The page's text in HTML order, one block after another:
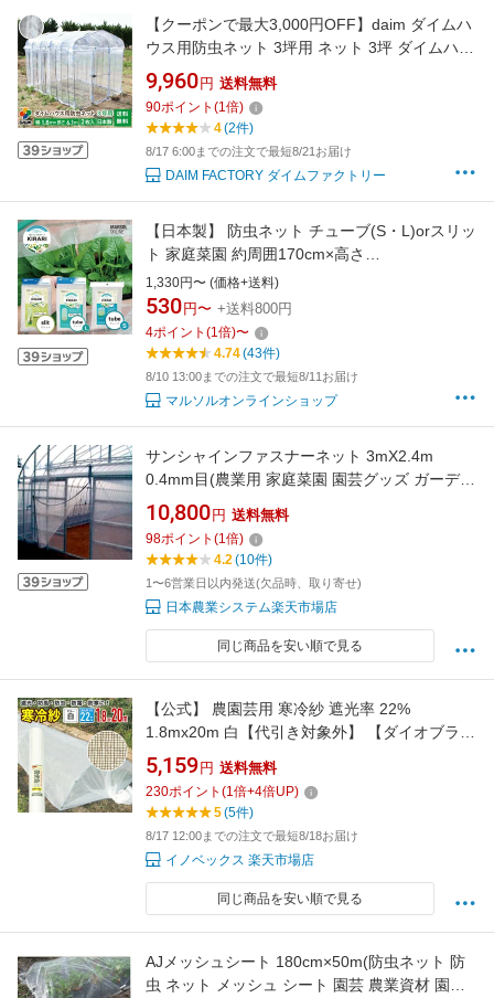
【クーポンで最大3,000円OFF】daim ダイムハ
ウス用防虫ネット 3坪用 ネット 3坪 ダイムハウ
ス ビニールハウス 小型ハウス張替え 防虫 虫除
け 風通し 通気性 風 虫 虫よけ 抑制 野菜 付け替
え 張り替え 張りかえ 涼しい 送料無料
9,960 円 送料無料
90ポイント (1倍)
4(2件)
8/17 6:00までの注文で最短8/21お届け
DAIM FACTORY ダイムファクトリー
【日本製】 防虫ネット チューブ(S・L)orスリッ
ト 家庭菜園 約周囲170cm×高さ
80/120/170cm(網目約1mm目) 白メッシュ 銀糸
入り 透光率90％ 虫よけネット プランター みか
ん ししとう ピーマン トマト ミニトマト ブルー
ベリー レモン サクランボ キュウリ
1,330円〜 (価格+送料)
530 円〜 +送料800円
4ポイント (1倍)〜
4.74(43件)
8/10 13:00までの注文で最短8/11お届け
マルソルオンラインショップ
サンシャインファスナーネット 3mX2.4m
0.4mm目(農業用 家庭菜園 園芸グッズ ガーデニ
ング 農芸用 園芸用品 農業資材 農業用資材 ネッ
ト 網 日本農業システム楽天市場店 ガーデニン
グ資材 農業用品 ガーデニンググッズ 園芸グッ
ズ 農業 園芸道具 園芸用具 農業用具)
10,800 円 送料無料
98ポイント (1倍)
4.2(10件)
1〜6営業日以内発送(欠品時、取り寄せ)
日本農業システム楽天市場店
同じ商品を安い順で見る
【公式】 農園芸用 寒冷紗 遮光率 22%
1.8mx20m 白【代引き対象外】 【ダイオブラン
ド】
5,159 円 送料無料
230ポイント (1倍+4倍UP)
5(5件)
8/17 12:00までの注文で最短8/18お届け
イノベックス 楽天市場店
同じ商品を安い順で見る
AJメッシュシート 180cm×50m(防虫ネット 防
虫 ネット メッシュ シート 園芸 農業資材 園芸